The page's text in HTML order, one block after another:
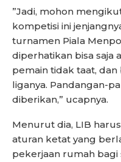
”Jadi, mohon
kompetisi ini
turnamen Piala
diperhatikan bisa saja
pemain tidak taat,
liganya. Pandangan-
diberikan,” ucapnya.
Menurut dia, LIB
aturan ketat yang
pekerjaan rumah bagi